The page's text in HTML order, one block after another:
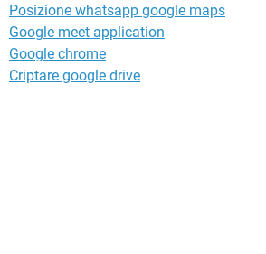
Posizione whatsapp google maps
Google meet application
Google chrome
Criptare google drive